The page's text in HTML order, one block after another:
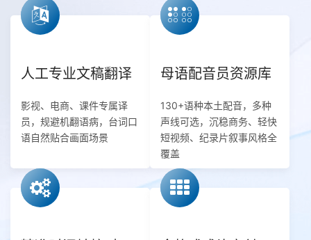
人工专业文稿翻译
影视、电商、课件专属译
员，规避机翻语病，台词口
语自然贴合画面场景
母语配音员资源库
130+语种本土配音，多种
声线可选，沉稳商务、轻快
短视频、纪录片叙事风格全
覆盖